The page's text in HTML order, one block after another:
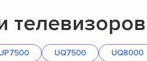
UQ7500 UQ8000